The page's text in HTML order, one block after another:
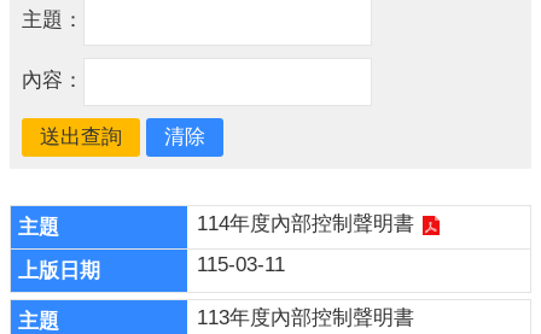
公
欄
本
介
預
防
宣
主題：
內容：
114年度內部控制聲明書
115-03-11
113年度內部控制聲明書